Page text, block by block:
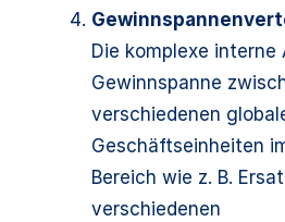
Die komplexe
Gewinnspanne
verschiedenen
Geschäftseinheiten
Bereich wie z. B.
verschiedenen